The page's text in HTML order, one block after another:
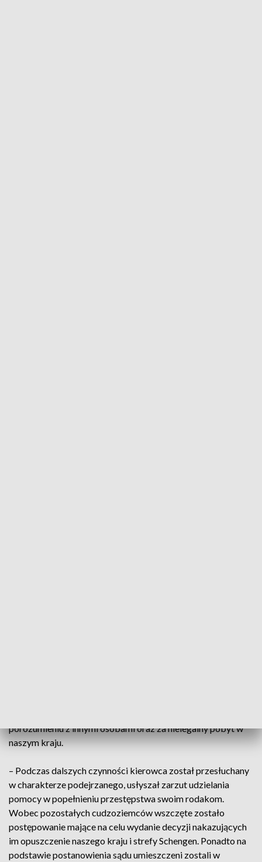
porozumieniu z innymi osobami oraz za nielegalny pobyt w
naszym kraju.
– Podczas dalszych czynności kierowca został przesłuchany
w charakterze podejrzanego, usłyszał zarzut udzielania
pomocy w popełnieniu przestępstwa swoim rodakom.
Wobec pozostałych cudzoziemców wszczęte zostało
postępowanie mające na celu wydanie decyzji nakazujących
im opuszczenie naszego kraju i strefy Schengen. Ponadto na
podstawie postanowienia sądu umieszczeni zostali w